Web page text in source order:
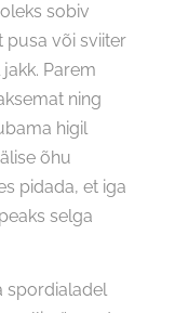
sobiv
pusa või sviiter
Parem
ning
higil
õhu
pidada, et iga
selga
spordialadel